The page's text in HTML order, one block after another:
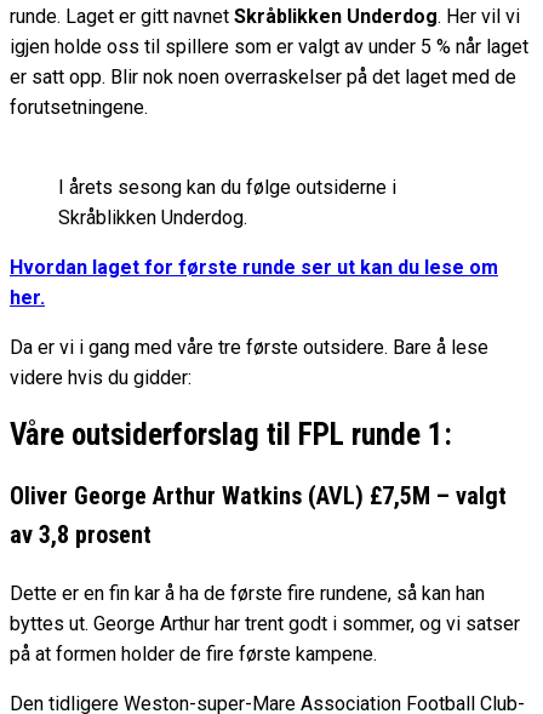
runde. Laget er gitt navnet Skråblikken Underdog. Her vil vi
igjen holde oss til spillere som er valgt av under 5 % når laget
er satt opp. Blir nok noen overraskelser på det laget med de
forutsetningene.
I årets sesong kan du følge outsiderne i
Skråblikken Underdog.
Hvordan laget for første runde ser ut kan du lese om
her.
Da er vi i gang med våre tre første outsidere. Bare å lese
videre hvis du gidder:
Våre outsiderforslag til FPL runde 1:
Oliver George Arthur Watkins (AVL) £7,5M – valgt
av 3,8 prosent
Dette er en fin kar å ha de første fire rundene, så kan han
byttes ut. George Arthur har trent godt i sommer, og vi satser
på at formen holder de fire første kampene.
Den tidligere Weston-super-Mare Association Football Club-